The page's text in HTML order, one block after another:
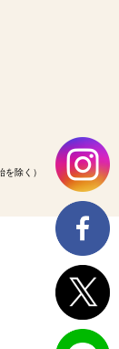
除く）